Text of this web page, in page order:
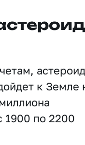
астероид
к Земле
1900 по 2200